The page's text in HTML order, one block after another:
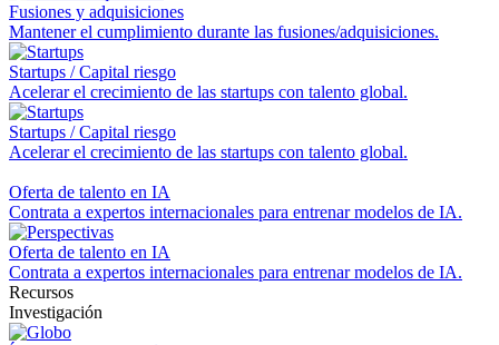
Fusiones y adquisiciones
Mantener el cumplimiento durante las fusiones/adquisiciones.
Startups / Capital riesgo
Acelerar el crecimiento de las startups con talento global.
Startups / Capital riesgo
Acelerar el crecimiento de las startups con talento global.
Oferta de talento en IA
Contrata a expertos internacionales para entrenar modelos de IA.
Oferta de talento en IA
Contrata a expertos internacionales para entrenar modelos de IA.
Recursos
Investigación